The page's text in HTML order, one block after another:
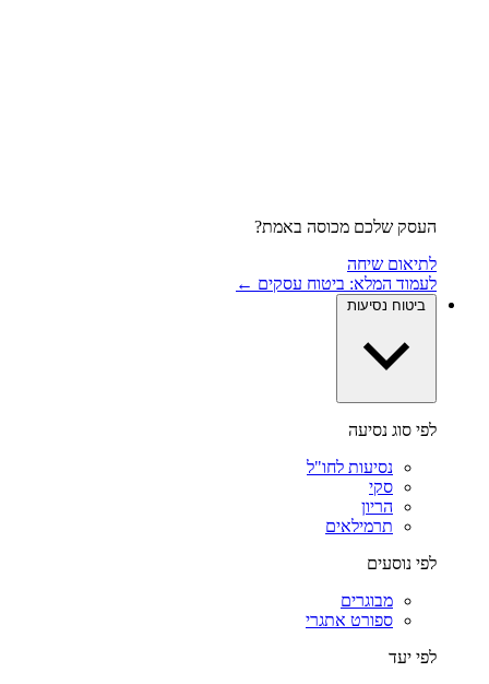
העסק שלכם מכוסה באמת?
לתיאום שיחה
לעמוד המלא: ביטוח עסקים ←
ביטוח נסיעות
לפי סוג נסיעה
נסיעות לחו"ל
סקי
הריון
תרמילאים
לפי נוסעים
מבוגרים
ספורט אתגרי
לפי יעד